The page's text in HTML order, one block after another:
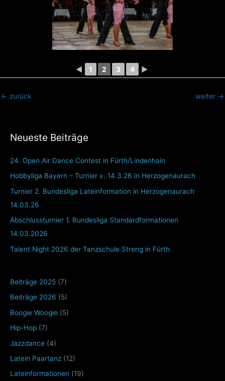
Neueste Beiträge
24. Open Air Dance Contest in Fürth/Lindenhain
Hobbyliga Bayern – Turnier v. 14.3.26 in Herzogenaurach
Turnier 2. Bundesliga Lateinformation in Herzogenaurach
14.03.26
Abschlussturnier 1. Bundesliga Standardformationen
14.03.2026
Talent Night 2026 der Tanzschule Streng in Fürth
Beiträge 2025 (7)
Beiträge 2026 (5)
Boogie Woogie (5)
Hip-Hop (7)
Jazzdance (4)
Latein Paartanz (12)
Lateinformationen (19)
◄ 1 2 3 4 ►
← zurück weiter →